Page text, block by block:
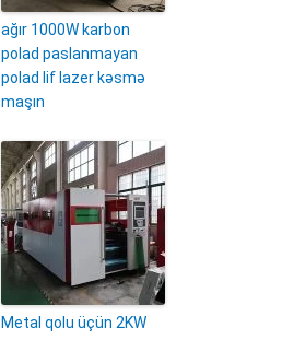
ağır 1000W karbon
polad paslanmayan
polad lif lazer kəsmə
maşın
Metal qolu üçün 2KW